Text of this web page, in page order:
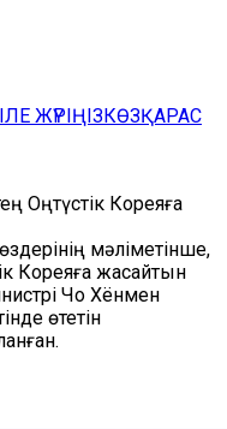
ЖҮРІҢІЗКӨЗҚАРАС
Оңтүстік Кореяға
мәліметінше,
Кореяға жасайтын
Чо Хёнмен
өтетін